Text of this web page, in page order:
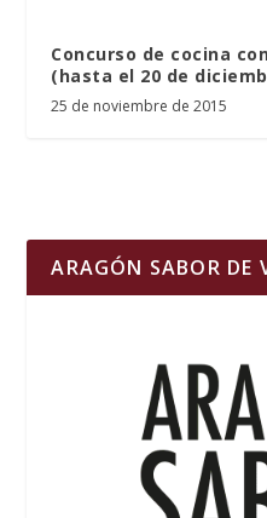
Concurso de cocina
(hasta el 20 de
25 de noviembre de 2015
ARAGÓN SABOR DE